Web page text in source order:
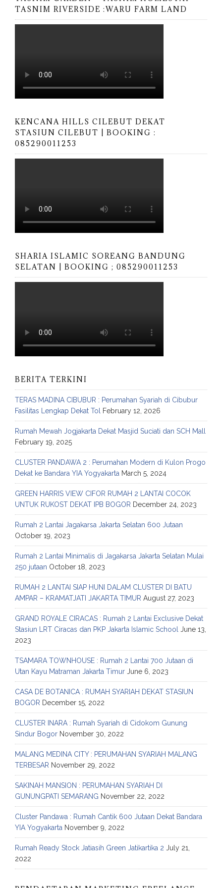
TASNIM RIVERSIDE :WARU FARM LAND
KENCANA HILLS CILEBUT DEKAT
STASIUN CILEBUT | BOOKING :
085290011253
SHARIA ISLAMIC SOREANG BANDUNG
SELATAN | BOOKING ; 085290011253
BERITA TERKINI
TERAS MADINA CIBUBUR : Perumahan Syariah di Cibubur
Fasilitas Lengkap Dekat Tol
February 12, 2026
Rumah Mewah Jogjakarta Dekat Masjid Suciati dan SCH Mall
February 19, 2025
CLUSTER PANDAWA 2 : Perumahan Modern di Kulon Progo
Dekat ke Bandara YIA Yogyakarta March 5, 2024
GREEN HARRIS VIEW CIFOR RUMAH 2 LANTAI COCOK
UNTUK RUKOST DEKAT IPB BOGOR December 24, 2023
Rumah 2 Lantai Jagakarsa Jakarta Selatan 600 Jutaan
October 19, 2023
Rumah 2 Lantai Minimalis di Jagakarsa Jakarta Selatan Mulai
250 jutaan October 18, 2023
RUMAH 2 LANTAI SIAP HUNI DALAM CLUSTER DI BATU
AMPAR – KRAMATJATI JAKARTA TIMUR August 27, 2023
GRAND ROYALE CIRACAS : Rumah 2 Lantai Exclusive Dekat
Stasiun LRT Ciracas dan PKP Jakarta Islamic School
June 13,
2023
TSAMARA TOWNHOUSE : Rumah 2 Lantai 700 Jutaan di
Utan Kayu Matraman Jakarta Timur June 6, 2023
CASA DE BOTANICA : RUMAH SYARIAH DEKAT STASIUN
BOGOR December 15, 2022
CLUSTER INARA : Rumah Syariah di Cidokom Gunung
Sindur Bogor November 30, 2022
MALANG MEDINA CITY : PERUMAHAN SYARIAH MALANG
TERBESAR November 29, 2022
SAKINAH MANSION : PERUMAHAN SYARIAH DI
GUNUNGPATI SEMARANG November 22, 2022
Cluster Pandawa : Rumah Cantik 600 Jutaan Dekat Bandara
YIA Yogyakarta November 9, 2022
Rumah Ready Stock Jatiasih Green Jatikartika 2 July 21,
2022